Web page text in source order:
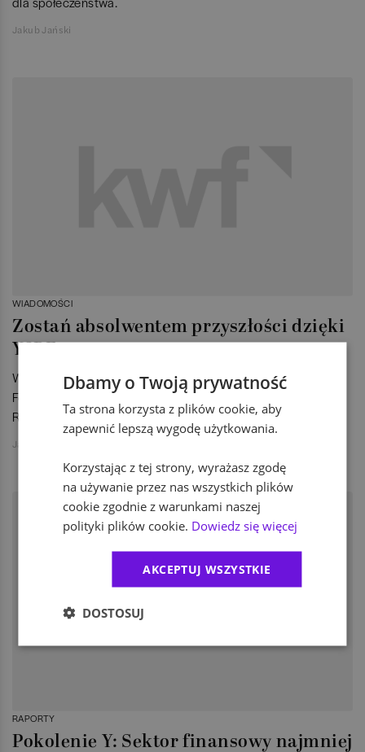
Jakub Jański
WIADOMOŚCI
Zostań absolwentem przyszłości dzięki
Y2BF
Wielkimi krokami zbliża się kolejna edycja Youth to Business
Forum. Po Warszawie i Krakowie przyszedł czas na Poznań.
Rozmawiamy z organizatorem tego wydarzenia.
Jakub Jański
RAPORTY
Pokolenie Y: Sektor finansowy najmniej
Dbamy o Twoją prywatność
Ta strona korzysta z plików cookie, aby
zapewnić lepszą wygodę użytkowania.
Korzystając z tej strony, wyrażasz zgodę
na używanie przez nas wszystkich plików
cookie zgodnie z warunkami naszej
polityki plików cookie. Dowiedz się więcej
AKCEPTUJ WSZYSTKIE
DOSTOSUJ